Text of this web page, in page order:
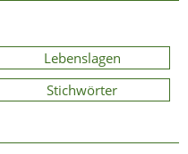
Lebenslagen
Stichwörter